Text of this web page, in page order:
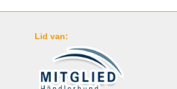
Lid van: